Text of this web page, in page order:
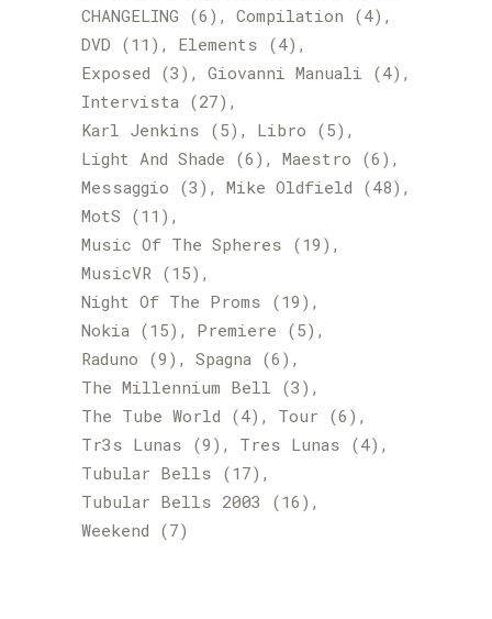
CHANGELING (6) Compilation (4)
DVD (11) Elements (4)
Exposed (3) Giovanni Manuali (4)
Intervista (27)
Karl Jenkins (5) Libro (5)
Light And Shade (6) Maestro (6)
Messaggio (3) Mike Oldfield (48)
MotS (11)
Music Of The Spheres (19)
MusicVR (15)
Night Of The Proms (19)
Nokia (15) Premiere (5)
Raduno (9) Spagna (6)
The Millennium Bell (3)
The Tube World (4) Tour (6)
Tr3s Lunas (9) Tres Lunas (4)
Tubular Bells (17)
Tubular Bells 2003 (16)
Weekend (7)